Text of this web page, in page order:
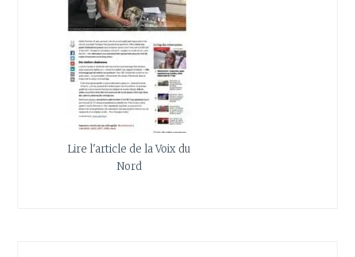
Lire l'article de la Voix du
Nord